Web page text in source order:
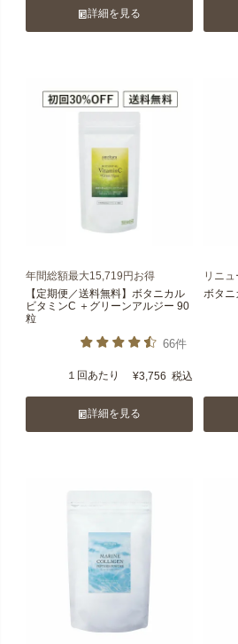
詳細を見る
年間総額最大15,719円お得
【定期便／送料無料】ボタニカル
ビタミンC ＋グリーンアルジー 90
粒
66件
１回あたり ¥3,756 税込
詳細を見る
リニ
ボタ